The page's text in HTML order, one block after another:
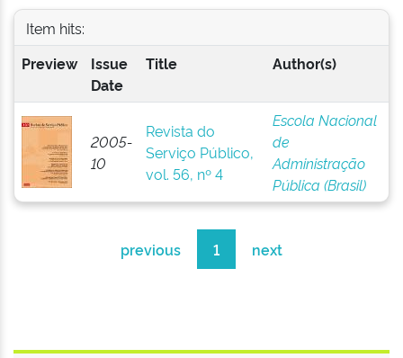
Item hits:
Preview
Issue
Date
Title Author(s)
2005-
10
Revista do
Serviço Público,
vol. 56, nº 4
Escola Nacional
de
Administração
Pública (Brasil)
previous 1 next